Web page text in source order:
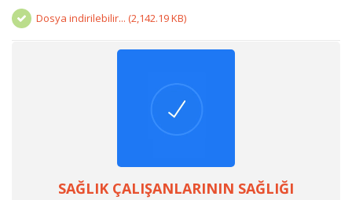
Dosya indirilebilir... (2,142.19 KB)
SAĞLIK ÇALIŞANLARININ SAĞLIĞI